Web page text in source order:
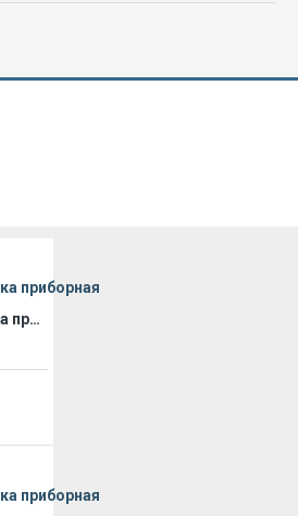
РРС3-10-1-1-В Вилка приборная